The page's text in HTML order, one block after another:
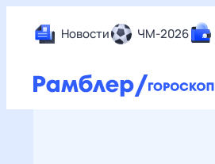
Новости ЧМ-2026